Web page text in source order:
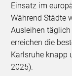
Einsatz im
Während Städte
Ausleihen
erreichen die
Karlsruhe knapp
2025).